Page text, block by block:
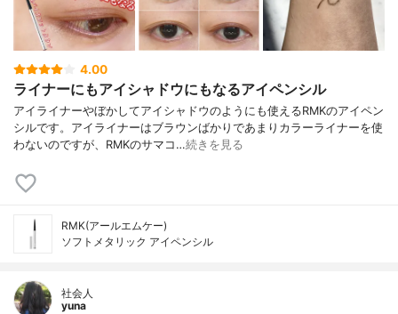
4.00
ライナーにもアイシャドウにもなるアイペンシル
アイライナーやぼかしてアイシャドウのようにも使えるRMKのアイペン
シルです。アイライナーはブラウンばかりであまりカラーライナーを使
わないのですが、RMKのサマコ…続きを見る
RMK(アールエムケー)
ソフトメタリック アイペンシル
社会人
yuna